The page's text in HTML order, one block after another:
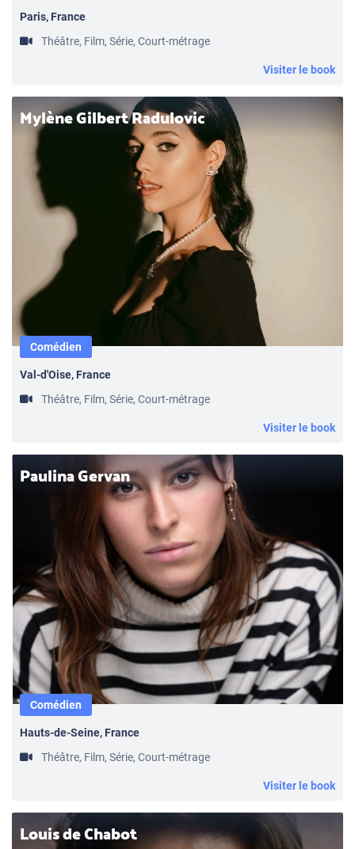
Paris, France
Théâtre, Film, Série, Court-métrage
Visiter le book
Mylène Gilbert Radulovic
Comédien
Val-d'Oise, France
Théâtre, Film, Série, Court-métrage
Visiter le book
Paulina Gervan
Comédien
Hauts-de-Seine, France
Théâtre, Film, Série, Court-métrage
Visiter le book
Louis de Chabot